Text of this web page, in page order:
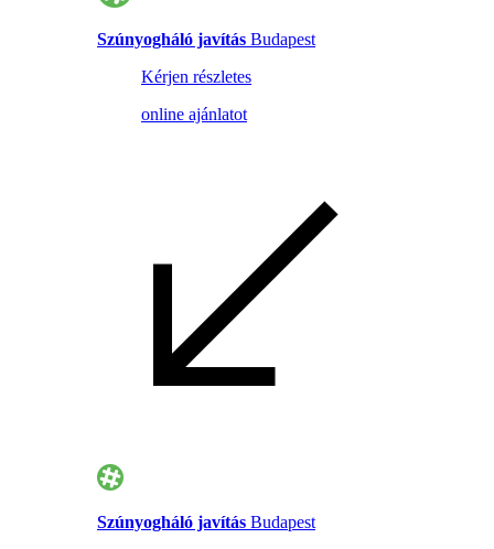
Szúnyogháló javítás Budapest
Kérjen részletes
online ajánlatot
Szúnyogháló javítás Budapest